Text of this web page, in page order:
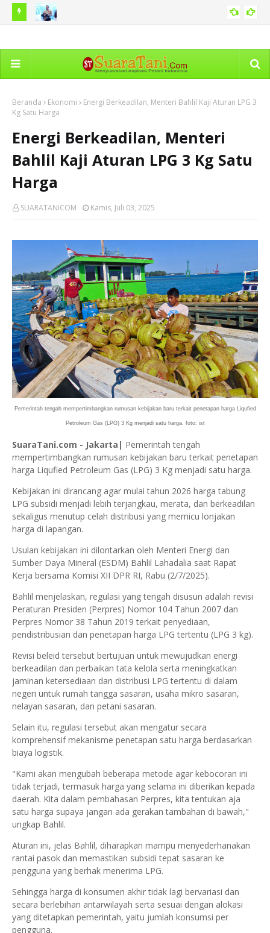
Hoaks
Beranda Ekonomi
Energi Berkeadilan, Menteri Bahlil Kaji Aturan LPG 3
Kg Satu Harga
Energi Berkeadilan, Menteri
Bahlil Kaji Aturan LPG 3 Kg Satu
Harga
SUARATANICOM Kamis, Juli 03, 2025
Pemerintah tengah mempertimbangkan rumusan kebijakan baru terkait penetapan harga Liqufied
Petroleum Gas (LPG) 3 Kg menjadi satu harga. foto: ist
SuaraTani.com - Jakarta| Pemerintah tengah
mempertimbangkan rumusan kebijakan baru terkait penetapan
harga Liqufied Petroleum Gas (LPG) 3 Kg menjadi satu harga.
Kebijakan ini dirancang agar mulai tahun 2026 harga tabung
LPG subsidi menjadi lebih terjangkau, merata, dan berkeadilan
sekaligus menutup celah distribusi yang memicu lonjakan
harga di lapangan.
Usulan kebijakan ini dilontarkan oleh Menteri Energi dan
Sumber Daya Mineral (ESDM) Bahlil Lahadalia saat Rapat
Kerja bersama Komisi XII DPR RI, Rabu (2/7/2025).
Bahlil menjelaskan, regulasi yang tengah disusun adalah revisi
Peraturan Presiden (Perpres) Nomor 104 Tahun 2007 dan
Perpres Nomor 38 Tahun 2019 terkait penyediaan,
pendistribusian dan penetapan harga LPG tertentu (LPG 3 kg).
Revisi beleid tersebut bertujuan untuk mewujudkan energi
berkeadilan dan perbaikan tata kelola serta meningkatkan
jaminan ketersediaan dan distribusi LPG tertentu di dalam
negeri untuk rumah tangga sasaran, usaha mikro sasaran,
nelayan sasaran, dan petani sasaran.
Selain itu, regulasi tersebut akan mengatur secara
komprehensif mekanisme penetapan satu harga berdasarkan
biaya logistik.
"Kami akan mengubah beberapa metode agar kebocoran ini
tidak terjadi, termasuk harga yang selama ini diberikan kepada
daerah. Kita dalam pembahasan Perpres, kita tentukan aja
satu harga supaya jangan ada gerakan tambahan di bawah,"
ungkap Bahlil.
Aturan ini, jelas Bahlil, diharapkan mampu menyederhanakan
rantai pasok dan memastikan subsidi tepat sasaran ke
pengguna yang berhak menerima LPG.
Sehingga harga di konsumen akhir tidak lagi bervariasi dan
secara berlebihan antarwilayah serta sesuai dengan alokasi
yang ditetapkan pemerintah, yaitu jumlah konsumsi per
pengguna.